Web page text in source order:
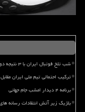
شب تلخ فوتبال ایران با ۳ نتیجه دور از انتظار شاگردان قلعه نویی چطور از صعود بازماندند؟
ترکیب احتمالی تیم ملی ایران
برنامه ۴ دیدار امشب جام جهانی
بلژیک زیر آتش انتقادات رسانه